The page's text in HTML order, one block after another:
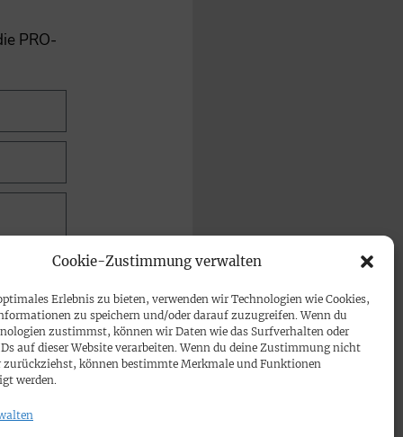
Cookie-Zustimmung verwalten
Erlebnis zu bieten, verwenden wir Technologien wie Cookies,
zu speichern und/oder darauf zuzugreifen. Wenn du
zustimmst, können wir Daten wie das Surfverhalten oder
auf dieser Website verarbeiten. Wenn du deine Zustimmung nicht
zurückziehst, können bestimmte Merkmale und Funktionen
werden.
PRO-